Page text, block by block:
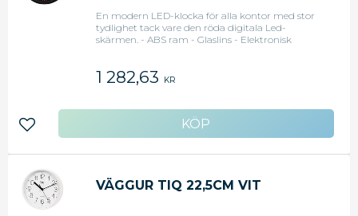
En modern LED-klocka för alla kontor med stor
tydlighet tack vare den röda digitala Led-
skärmen. - ABS ram - Glaslins - Elektronisk
m tack vare dess stora 5 cm röda siffror - 9V
huvudadapter levereras - RoHS-certifiering - EG
1 282,63 KR
Lägg till i favoriter
VÄGGUR TIQ 22,5CM VIT